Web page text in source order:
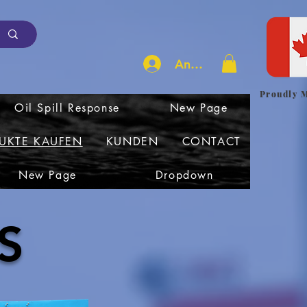
Anmelden
Oil Spill Response New Page
KAUFEN KUNDEN CONTACT
New Page Dropdown
Proudly